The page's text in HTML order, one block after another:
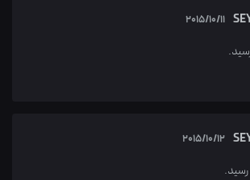
2015/10/11
2015/10/12